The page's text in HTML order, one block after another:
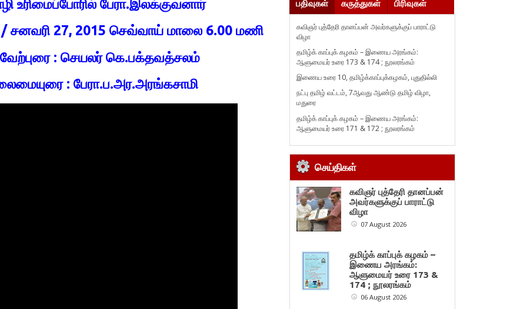
உரிமைப்போரில் பேரா.இலக்குவனார்
சனவரி 27, 2015 செவ்வாய் மாலை 6.00 மணி
: செயலர் கெ.பக்தவத்சலம்
: பேரா.ப.அர.அரங்கசாமி
பதிவுகள் கருத்துகள் பிரிவுகள்
கவிஞர் புத்தேரி தானப்பன் அவர்களுக்குப் பாராட்டு
விழா
தமிழ்க் காப்புக் கழகம் – இணைய அரங்கம்:
ஆளுமையர் உரை 173 & 174 ; நூலரங்கம்
இணைய உரை 10, தமிழ்க்காப்புக்கழகம், புதுதில்லி
நட்பு தமிழ் வட்டம், 7ஆவது ஆண்டு தமிழ் விழா,
மதுரை
தமிழ்க் காப்புக் கழகம் – இணைய அரங்கம்:
ஆளுமையர் உரை 171 & 172 ; நூலரங்கம்
செய்திகள்
கவிஞர் புத்தேரி தானப்பன்
அவர்களுக்குப் பாராட்டு
விழா
07 August 2026
தமிழ்க் காப்புக் கழகம் –
இணைய அரங்கம்:
ஆளுமையர் உரை 173 &
174 ; நூலரங்கம்
06 August 2026